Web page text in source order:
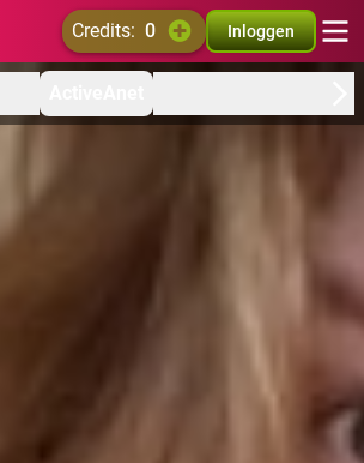
credits: 0 Inloggen